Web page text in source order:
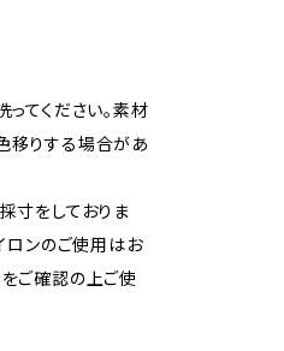
ってください。素材
移りする場合があ
寸をしておりま
ロンのご使用はお
ご確認の上ご使